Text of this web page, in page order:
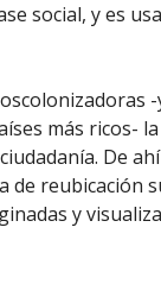
social, y es
más ricos-
De
reubicación
y